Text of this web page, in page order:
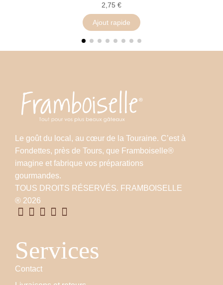
2,75 €
Ajout rapide
Le goût du local, au cœur de la Touraine. C’est à
Fondettes, près de Tours, que Framboiselle®
imagine et fabrique vos préparations
gourmandes.
TOUS DROITS RÉSERVÉS. FRAMBOISELLE
® 2026
Services
Contact